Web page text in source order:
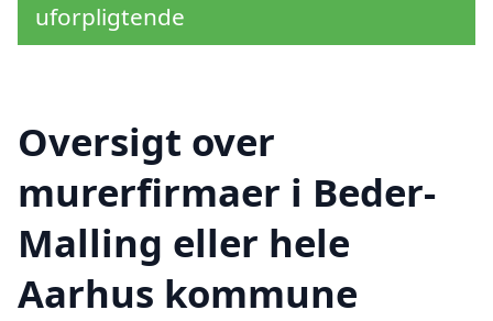
uforpligtende
Oversigt over
murerfirmaer i Beder-
Malling eller hele
Aarhus kommune